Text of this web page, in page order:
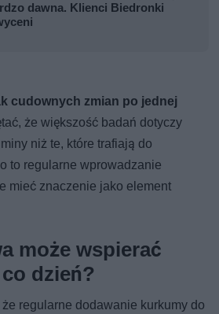
dawna. Klienci Biedronki
cudownych zmian po jednej
że większość badań dotyczy
niż te, które trafiają do
to regularne wprowadzanie
mieć znaczenie jako element
może wspierać
dzień?
regularne dodawanie kurkumy do